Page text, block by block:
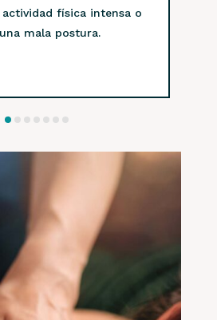
actividad física intensa o
mala postura.